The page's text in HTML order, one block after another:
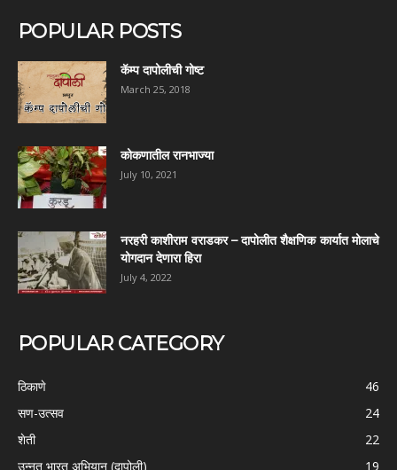
POPULAR POSTS
कॅम्प दापोलीची गोष्ट
March 25, 2018
कोकणातील रानभाज्या
July 10, 2021
नरहरी काशीराम वराडकर – दापोलीत शैक्षणिक कार्यात मोलाचे
योगदान देणारा हिरा
July 4, 2022
POPULAR CATEGORY
ठिकाणे
46
सण-उत्सव
24
शेती
22
उन्नत भारत अभियान (दापोली)
19